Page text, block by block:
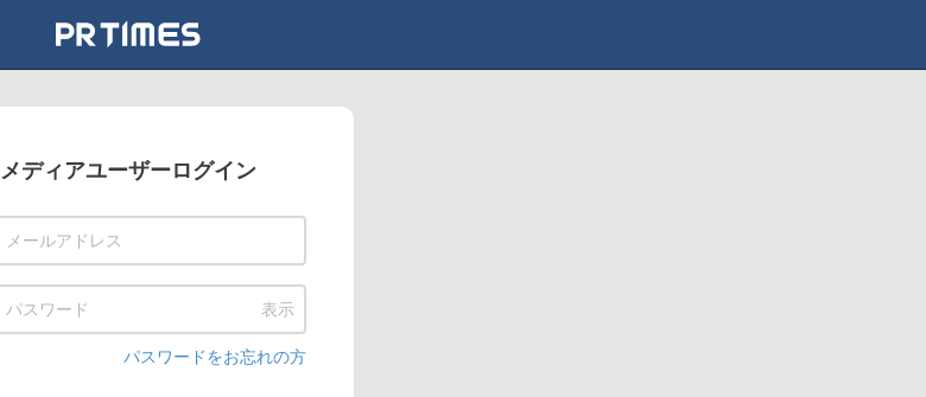
メディアユーザーログイン
表示
パスワードをお忘れの方